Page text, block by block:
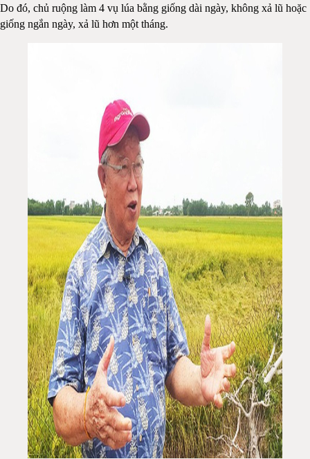
Do đó, chủ ruộng làm 4 vụ lúa bằng giống dài ngày, không xả lũ hoặc
giống ngắn ngày, xả lũ hơn một tháng.